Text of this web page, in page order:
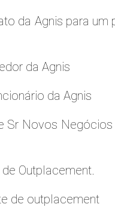
da Agnis para um
da Agnis
da Agnis
Sr Novos
Outplacement.
de outplacement